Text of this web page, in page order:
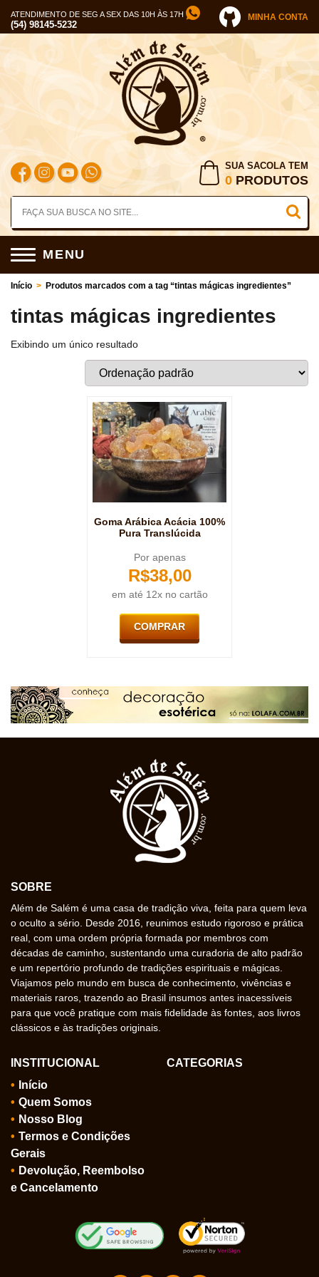
ATENDIMENTO DE SEG A SEX DAS 10H ÀS 17H
(54) 98145-5232
MINHA CONTA
SUA SACOLA TEM
0 PRODUTOS
MENU
Início > Produtos marcados com a tag “tintas mágicas ingredientes”
tintas mágicas ingredientes
Exibindo um único resultado
Goma Arábica Acácia 100%
Pura Translúcida
Por apenas
R$38,00
em até 12x no cartão
COMPRAR
SOBRE
Além de Salém é uma casa de tradição viva, feita para quem leva
o oculto a sério. Desde 2016, reunimos estudo rigoroso e prática
real, com uma ordem própria formada por membros com
décadas de caminho, sustentando uma curadoria de alto padrão
e um repertório profundo de tradições espirituais e mágicas.
Viajamos pelo mundo em busca de conhecimento, vivências e
materiais raros, trazendo ao Brasil insumos antes inacessíveis
para que você pratique com mais fidelidade às fontes, aos livros
clássicos e às tradições originais.
INSTITUCIONAL
Início
Quem Somos
Nosso Blog
Termos e Condições
Gerais
Devolução, Reembolso
e Cancelamento
CATEGORIAS